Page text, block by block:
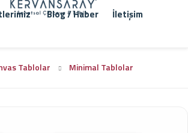
Blog / Haber İletişim
Tablolar Minimal Tablolar